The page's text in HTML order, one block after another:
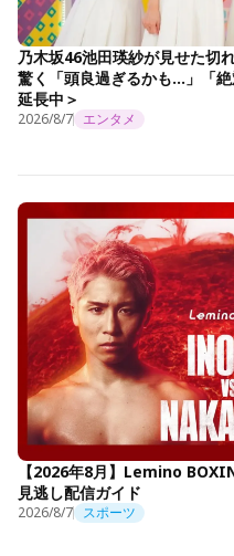
乃木坂46池田瑛紗が見せた切
驚く「頭良過ぎるかも…」「
延長中＞
2026/8/7 エンタメ
【2026年8月】Lemino
見逃し配信ガイド
2026/8/7 スポーツ